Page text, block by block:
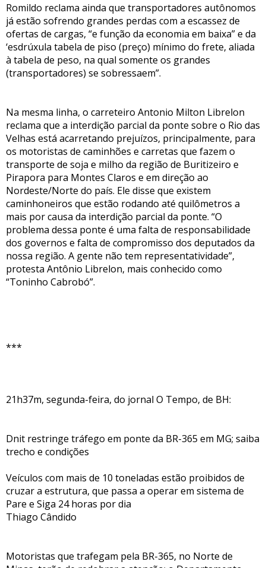
Romildo reclama ainda que transportadores autônomos
já estão sofrendo grandes perdas com a escassez de
ofertas de cargas, “e função da economia em baixa” e da
‘esdrúxula tabela de piso (preço) mínimo do frete, aliada
à tabela de peso, na qual somente os grandes
(transportadores) se sobressaem”.
Na mesma linha, o carreteiro Antonio Milton Librelon
reclama que a interdição parcial da ponte sobre o Rio das
Velhas está acarretando prejuízos, principalmente, para
os motoristas de caminhões e carretas que fazem o
transporte de soja e milho da região de Buritizeiro e
Pirapora para Montes Claros e em direção ao
Nordeste/Norte do país. Ele disse que existem
caminhoneiros que estão rodando até quilômetros a
mais por causa da interdição parcial da ponte. “O
problema dessa ponte é uma falta de responsabilidade
dos governos e falta de compromisso dos deputados da
nossa região. A gente não tem representatividade”,
protesta Antônio Librelon, mais conhecido como
“Toninho Cabrobó”.
***
21h37m, segunda-feira, do jornal O Tempo, de BH:
Dnit restringe tráfego em ponte da BR-365 em MG; saiba
trecho e condições
Veículos com mais de 10 toneladas estão proibidos de
cruzar a estrutura, que passa a operar em sistema de
Pare e Siga 24 horas por dia
Thiago Cândido
Motoristas que trafegam pela BR-365, no Norte de